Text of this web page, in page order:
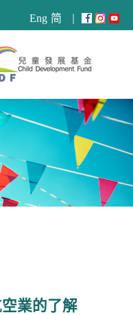
Eng 简
業的了解